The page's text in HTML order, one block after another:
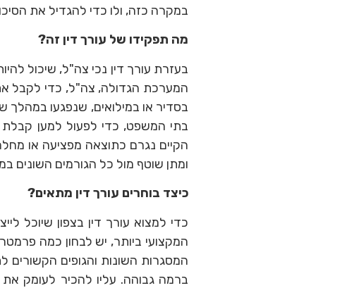
במקרה כזה, ולו כדי להגדיל את
מה תפקידו של עורך דין זה?
בעזרת עורך דין נכי צה"ל, שיכול
המערכת הגדולה, צה"ל, כדי לקבל את
בסדיר או במילואים, שנפגעו במהלך
בתי המשפט, כדי לפעול למען קבלת
הקיים נגרם כתוצאה מפציעה או
ומתן שוטף מול כל הגורמים השונים
כיצד בוחרים עורך דין מתאים?
כדי למצוא עורך דין בצפון שיוכל
המקצועי ביותר, יש לבחון כמה
המסגרות השונות והגופים הקשורים
ברמה גבוהה. עליו להכיר לעומק את